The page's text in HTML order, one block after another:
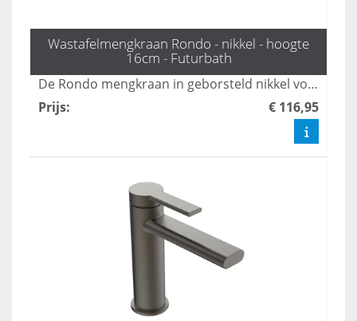
Wastafelmengkraan Rondo - nikkel - hoogte
16cm - Futurbath
De Rondo mengkraan in geborsteld nikkel voegt een elegante en luxe touch toe aan uw badkamer. Met een comfortabele hoogte van 16 cm is deze kraan ideaal voor dagelijks gebruik en combineert functionaliteit met stijl.
Prijs: € 116,95